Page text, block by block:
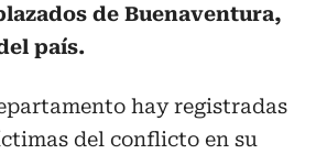
de Buenaventura,
país.
hay registradas
del conflicto en su